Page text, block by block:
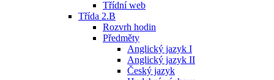
Třídní web
Třída 2.B
Rozvrh hodin
Předměty
Anglický jazyk I
Anglický jazyk II
Český jazyk